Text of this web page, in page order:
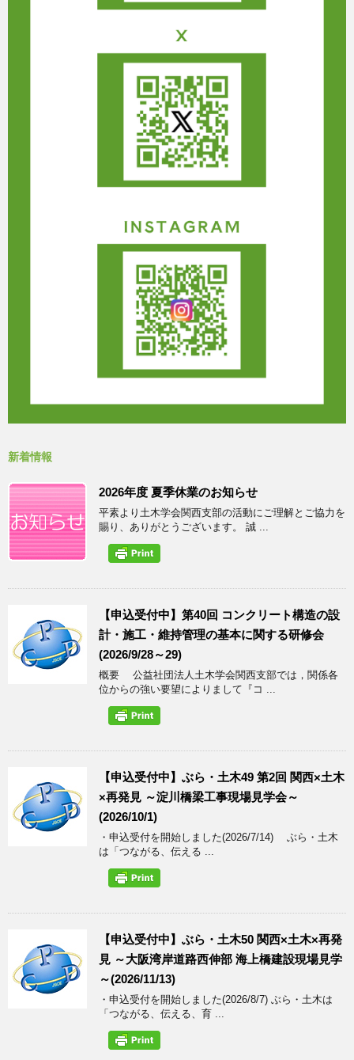
新着情報
2026年度 夏季休業のお知らせ
平素より土木学会関西支部の活動にご理解とご協力を
賜り、ありがとうございます。 誠 ...
【申込受付中】第40回 コンクリート構造の設
計・施工・維持管理の基本に関する研修会
(2026/9/28～29)
概要 公益社団法人土木学会関西支部では，関係各
位からの強い要望によりまして『コ ...
【申込受付中】ぶら・土木49 第2回 関西×土木
×再発見 ～淀川橋梁工事現場見学会～
(2026/10/1)
・申込受付を開始しました(2026/7/14) ぶら・土木
は「つながる、伝える ...
【申込受付中】ぶら・土木50 関西×土木×再発
見 ～大阪湾岸道路西伸部 海上橋建設現場見学
～(2026/11/13)
・申込受付を開始しました(2026/8/7) ぶら・土木は
「つながる、伝える、育 ...